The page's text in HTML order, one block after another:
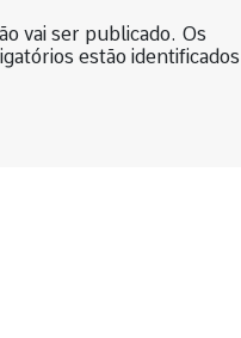
vai ser publicado. Os
estão